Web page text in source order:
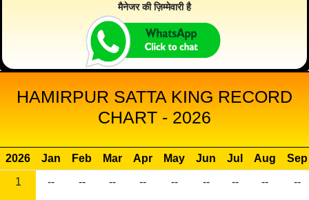
मैनेजर की ज़िम्मेवारी है
HAMIRPUR SATTA KING RECORD
CHART - 2026
2026 Jan Feb Mar Apr May Jun Jul Aug
Sep
1
-- -- -- -- -- -- -- -- --